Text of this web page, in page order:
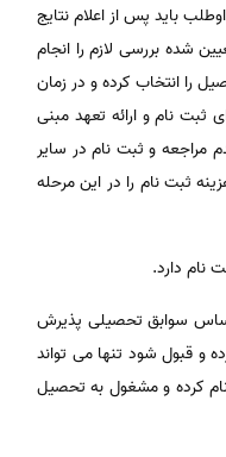
باید پس از اعلام نتایج
شده بررسی لازم را انجام
را انتخاب کرده و در زمان
ثبت نام و ارائه تعهد مبنی
مراجعه و ثبت نام در سایر
ثبت نام را در این مرحله
نام دارد.
سوابق تحصیلی پذیرش
۹۸ نیز شرکت کرده و قبول شود تنها می تواند
کرده و مشغول به تحصیل